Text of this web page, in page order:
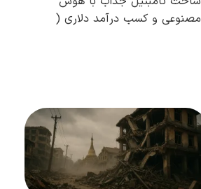
مصنوعی و کسب درآمد دلاری (